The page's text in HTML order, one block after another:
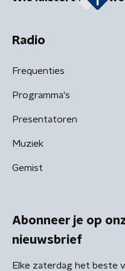
Radio
Frequenties
Programma's
Presentatoren
Muziek
Gemist
Abonneer je op
nieuwsbrief
Elke zaterdag het beste